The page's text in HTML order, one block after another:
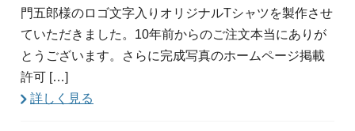
門五郎様のロゴ文字入りオリジナルTシャツを製作させ
ていただきました。10年前からのご注文本当にありが
とうございます。さらに完成写真のホームページ掲載
許可 […]
詳しく見る